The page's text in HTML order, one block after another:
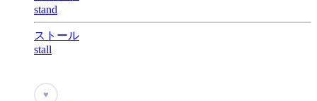
stand
ストール
stall
♥